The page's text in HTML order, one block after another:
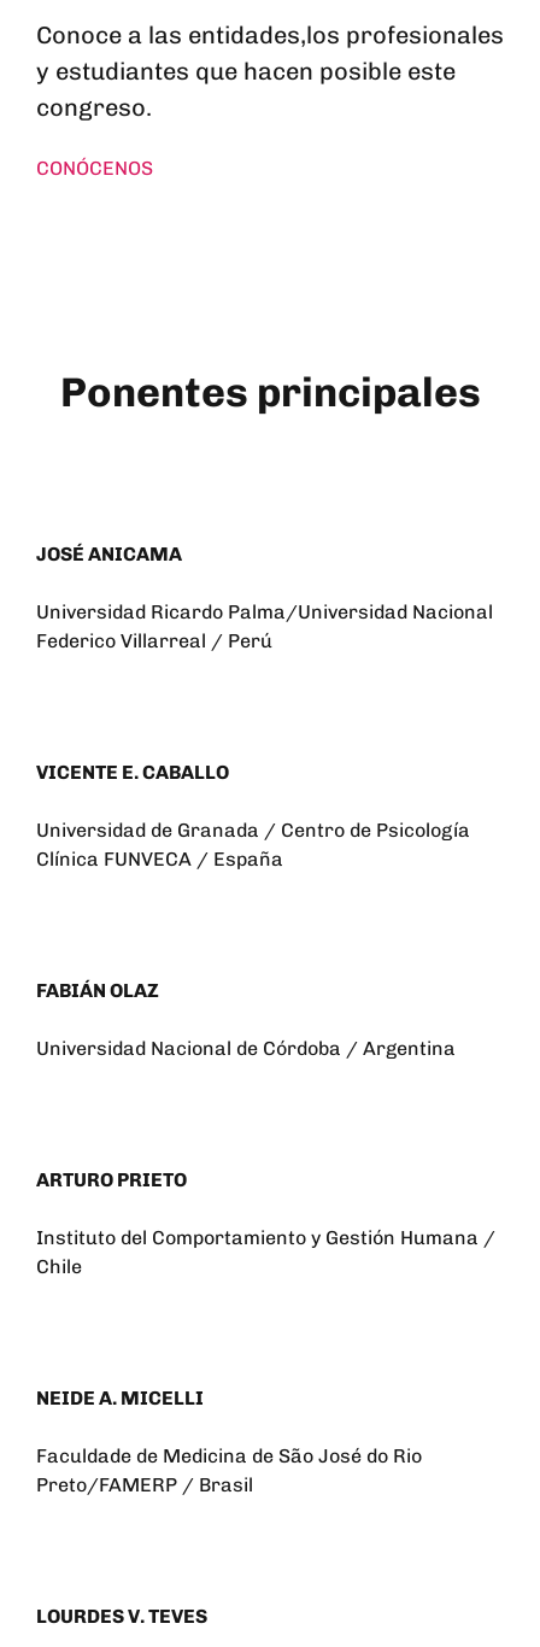
Conoce a las entidades,los profesionales
y estudiantes que hacen posible este
congreso.
CONÓCENOS
Ponentes principales
JOSÉ ANICAMA
Universidad Ricardo Palma/Universidad Nacional
Federico Villarreal / Perú
VICENTE E. CABALLO
Universidad de Granada / Centro de Psicología
Clínica FUNVECA / España
FABIÁN OLAZ
Universidad Nacional de Córdoba / Argentina
ARTURO PRIETO
Instituto del Comportamiento y Gestión Humana /
Chile
NEIDE A. MICELLI
Faculdade de Medicina de São José do Rio
Preto/FAMERP / Brasil
LOURDES V. TEVES